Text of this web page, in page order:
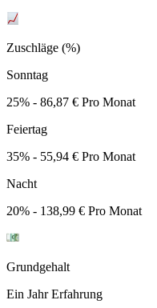
Zuschläge (%)
Sonntag
25% - 86,87 € Pro Monat
Feiertag
35% - 55,94 € Pro Monat
Nacht
20% - 138,99 € Pro Monat
Grundgehalt
Ein Jahr Erfahrung